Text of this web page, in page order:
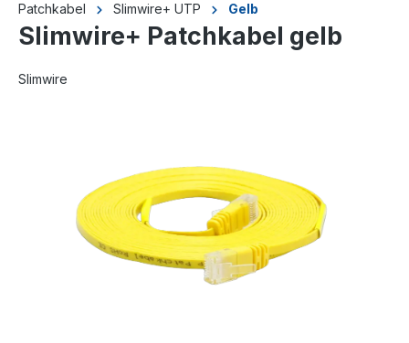
Patchkabel Slimwire+ UTP Gelb
Slimwire+ Patchkabel gelb
Slimwire